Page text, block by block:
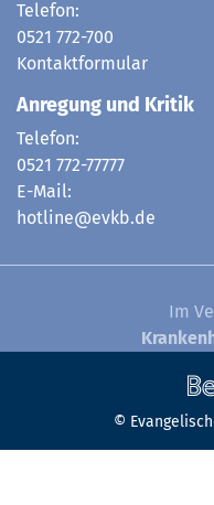
Telefon:
0521 772-700
Kontaktformular
Anregung und Kritik
Telefon:
0521 772-77777
E-Mail:
hotline@evkb.de
Im
©